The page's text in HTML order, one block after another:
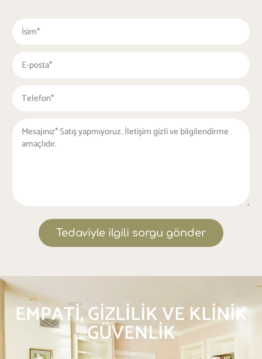
Tedaviyle ilgili sorgu gönder
EMPATI, GIZLILIK VE KLINIK
GÜVENLIK